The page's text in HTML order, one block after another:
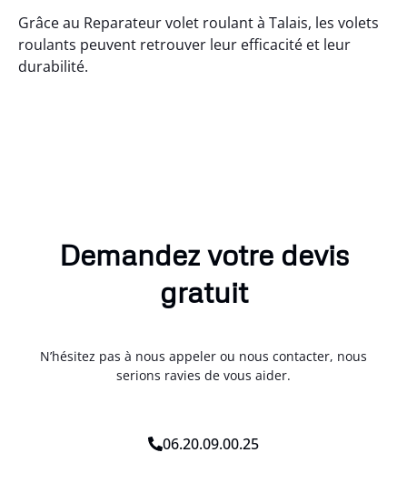
Grâce au Reparateur volet roulant à Talais, les volets
roulants peuvent retrouver leur efficacité et leur
durabilité.
Demandez votre devis
gratuit
N’hésitez pas à nous appeler ou nous contacter, nous
serions ravies de vous aider.
06.20.09.00.25